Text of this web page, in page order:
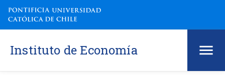
Instituto de Economía